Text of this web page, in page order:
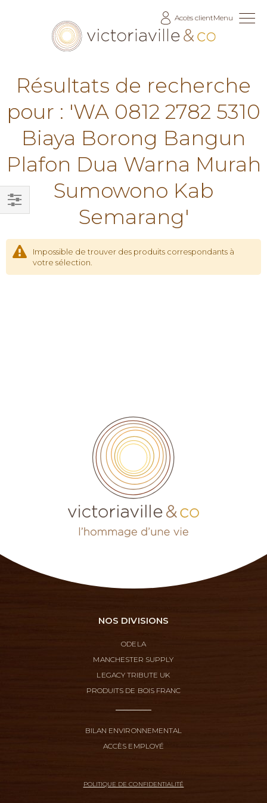
Accès clientMenu
Résultats de recherche
pour : 'WA 0812 2782 5310
Biaya Borong Bangun
Plafon Dua Warna Murah
Sumowono Kab
Semarang'
Impossible de trouver des produits correspondants à
votre sélection.
Filtrer
NOS DIVISIONS
ODELA
MANCHESTER SUPPLY
LEGACY TRIBUTE UK
PRODUITS DE BOIS FRANC
BILAN ENVIRONNEMENTAL
ACCÈS EMPLOYÉ
POLITIQUE DE CONFIDENTIALITÉ